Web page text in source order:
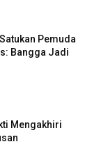
Pemuda
Bangga Jadi
Mengakhiri